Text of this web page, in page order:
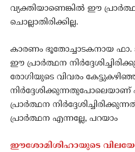
വ്യക്തിയാണെങ്കില്‍ ഈ
ചൊല്ലാതിരിക്കില്ല.
കാരണം ഭൂതോച്ചാടകനായ
ഈ പ്രാര്‍ത്ഥന
രോഗിയുടെ വിവരം
പ്രാര്‍ത്ഥന
പ്രാര്‍ത്ഥന എന്നല്ലേ, പറയാം
ഈശോമിശിഹായുടെ